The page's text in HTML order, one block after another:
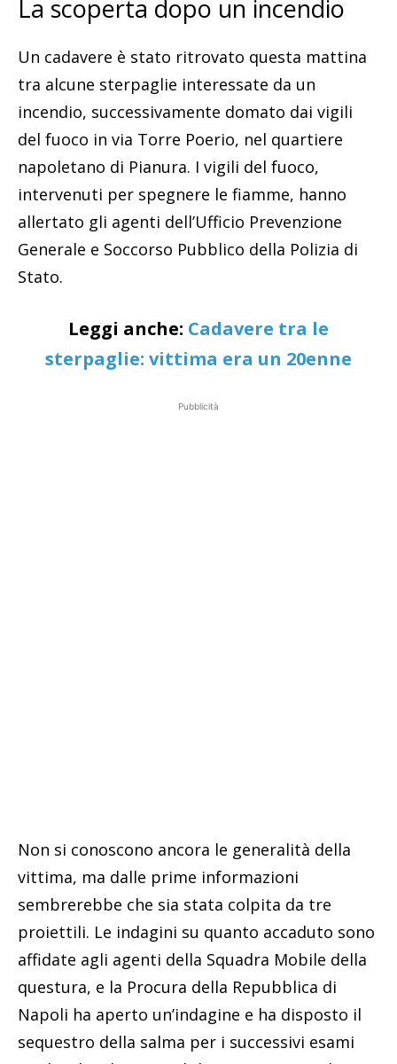
La scoperta dopo un incendio
Un cadavere è stato ritrovato questa mattina
tra alcune sterpaglie interessate da un
incendio, successivamente domato dai vigili
del fuoco in via Torre Poerio, nel quartiere
napoletano di Pianura. I vigili del fuoco,
intervenuti per spegnere le fiamme, hanno
allertato gli agenti dell’Ufficio Prevenzione
Generale e Soccorso Pubblico della Polizia di
Stato.
Leggi anche: Cadavere tra le
sterpaglie: vittima era un 20enne
Pubblicità
Non si conoscono ancora le generalità della
vittima, ma dalle prime informazioni
sembrerebbe che sia stata colpita da tre
proiettili. Le indagini su quanto accaduto sono
affidate agli agenti della Squadra Mobile della
questura, e la Procura della Repubblica di
Napoli ha aperto un’indagine e ha disposto il
sequestro della salma per i successivi esami